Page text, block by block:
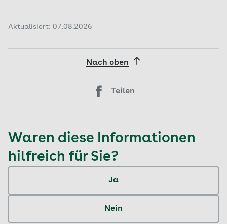
schwarzen Tee oder rote Beerenfrüchte.
Aktualisiert: 07.08.2026
Nach oben
Teilen
Waren diese Informationen
hilfreich für Sie?
Ja
Nein